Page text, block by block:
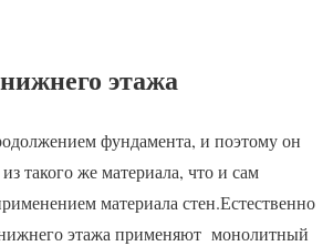
этажа
фундамента, и поэтому он
такого же материала, что и сам
материала стен.Естественно
нижнего этажа применяют монолитный